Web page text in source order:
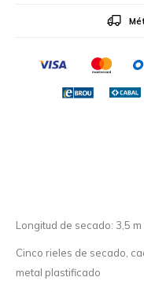
Longitud de secado: 3,5 m
Cinco rieles de secado,
metal plastificado